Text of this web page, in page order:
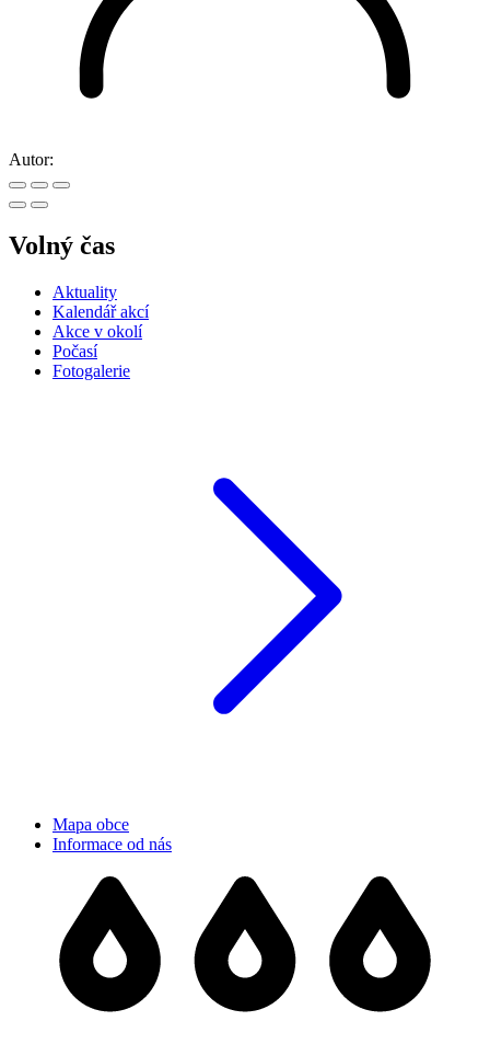
Autor:
Volný čas
Aktuality
Kalendář akcí
Akce v okolí
Počasí
Fotogalerie
Mapa obce
Informace od nás